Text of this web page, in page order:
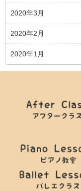
2020年3月
2020年2月
2020年1月